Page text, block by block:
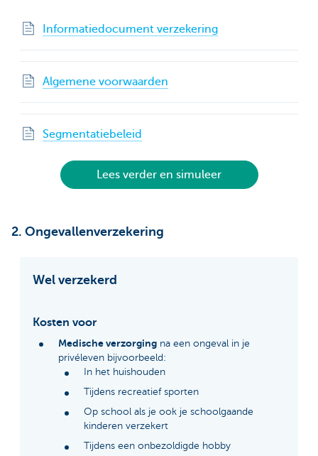
Informatiedocument verzekering
Algemene voorwaarden
Segmentatiebeleid
Lees verder en simuleer
2. Ongevallenverzekering
Wel verzekerd
Kosten voor
Medische verzorging na een ongeval in je
privéleven bijvoorbeeld:
In het huishouden
Tijdens recreatief sporten
Op school als je ook je schoolgaande
kinderen verzekert
Tijdens een onbezoldigde hobby